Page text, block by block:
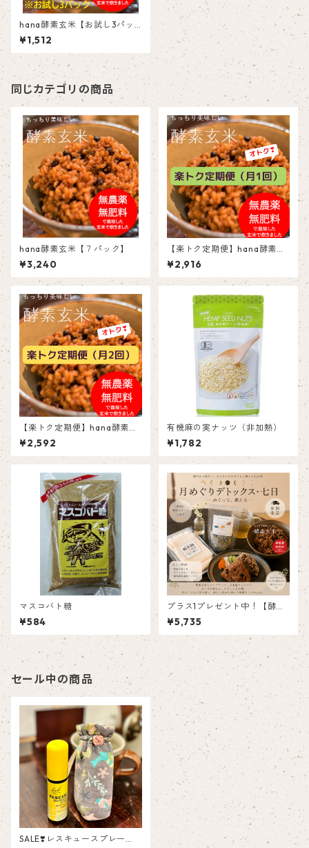
hana酵素玄米【お試し3パッ
ク】
¥1,512
同じカテゴリの商品
hana酵素玄米【７パック】
¥3,240
【楽トク定期便】hana酵素玄
米(7個パック)月1回
¥2,916
【楽トク定期便】hana酵素玄
米(7個パック)月2回
¥2,592
有機麻の実ナッツ（非加熱）
¥1,782
マスコバト糖
¥584
プラス1プレゼント中！【酵素
玄米スペシャルセット】月め
ぐりデトックス・七日 — めぐ
って、調える —
¥5,735
セール中の商品
SALE❣️レスキュースプレー